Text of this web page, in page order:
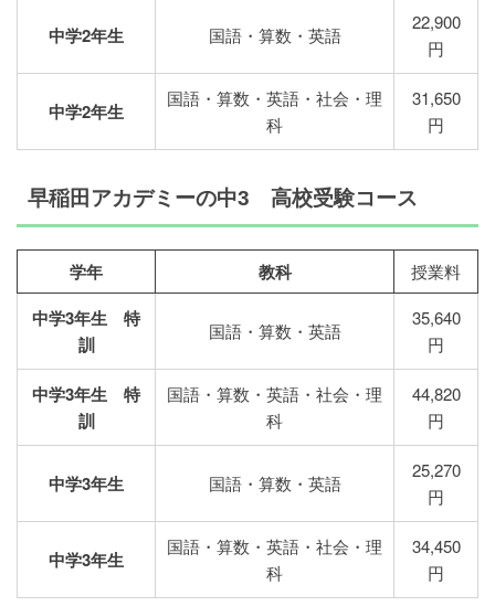
中学2年生 国語・算数・英語
22,900
円
中学2年生
国語・算数・英語・社会・理
科
31,650
円
早稲田アカデミーの中3 高校受験コース
学年 教科 授業料
中学3年生 特
訓
国語・算数・英語
35,640
円
中学3年生 特
訓
国語・算数・英語・社会・理
科
44,820
円
中学3年生 国語・算数・英語
25,270
円
中学3年生
国語・算数・英語・社会・理
科
34,450
円